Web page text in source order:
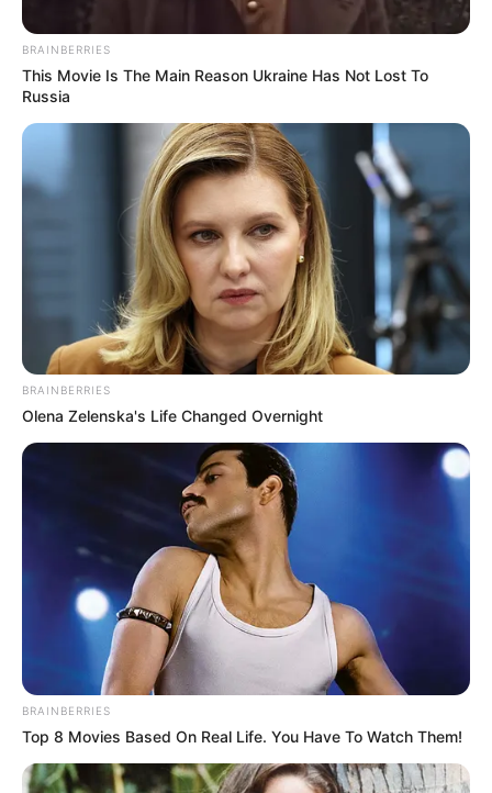
Se filtra video de
Cazzu y con Nodal
, no era…Ver mas
14 January, 2026 byadmin
Se filtra video
de Cazzu y con
Nodal , no era…Ver
mas
BRAINBERRIES
This Movie Is The Main Reason Ukraine Has Not Lost To
Russia
BRAINBERRIES
Olena Zelenska's Life Changed Overnight
BRAINBERRIES
Top 8 Movies Based On Real Life. You Have To Watch Them!